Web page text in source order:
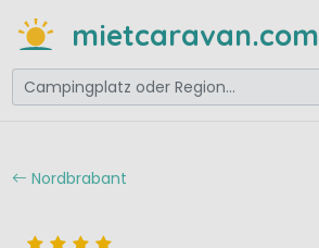
mietcaravan.com
Nordbrabant